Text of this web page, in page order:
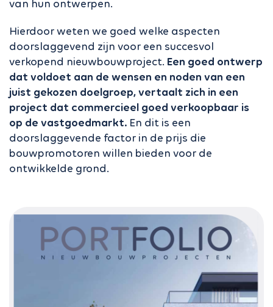
van hun ontwerpen.
Hierdoor weten we goed welke aspecten
doorslaggevend zijn voor een succesvol
verkopend nieuwbouwproject. Een goed ontwerp
dat voldoet aan de wensen en noden van een
juist gekozen doelgroep, vertaalt zich in een
project dat commercieel goed verkoopbaar is
op de vastgoedmarkt. En dit is een
doorslaggevende factor in de prijs die
bouwpromotoren willen bieden voor de
ontwikkelde grond.